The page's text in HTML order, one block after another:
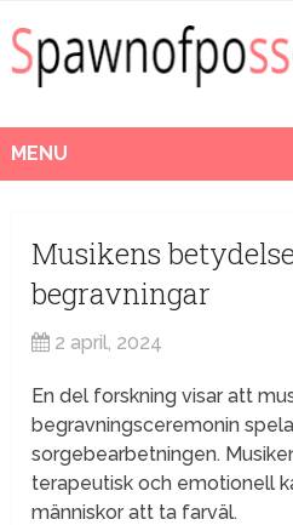
MENU
Musikens
begravningar
2 april, 2024
En del forskning visar att
begravningsceremonin
sorgebearbetningen.
terapeutisk och emotionell
människor att ta farväl.